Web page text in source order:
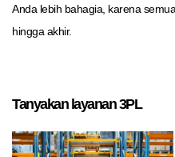
Anda lebih bahagia, karena
hingga akhir.
Tanyakan layanan 3PL